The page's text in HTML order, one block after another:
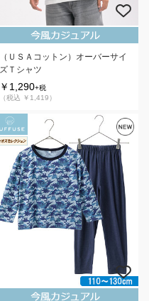
（ＵＳＡコットン）オーバーサイ
ズＴシャツ
￥1,290+税
（税込 ￥1,419）